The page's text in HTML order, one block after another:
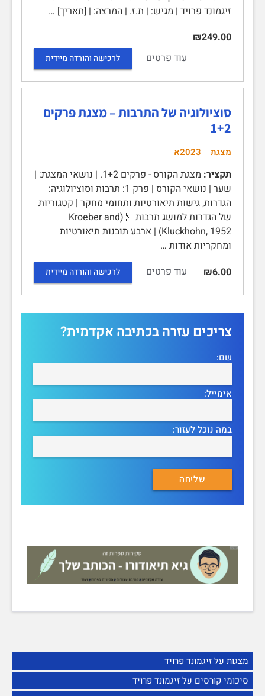
מצגות על זיגמונד פרויד
סיכומי קורסים על זיגמונד פרויד
זיגמונד פרויד | מגיש: | ת.ז. | המרצה: | [תאריך] …
₪249.00
עוד פרטים
לרכישה והורדה מיידית
סוציולוגיה של התרבות – מצגת פרקים
1+2
מצגת 2023א
תקציר:
מצגת הקורס - פרקים 1+2. | נושאי המצגת: |
שער | נושאי הקורס | פרק 1: תרבות וסוציולוגיה:
הגדרות, גישות תיאורטיות ותחומי מחקר | קטגוריות
של הגדרות למושג תרבות (Kroeber and
Kluckhohn, 1952) | ארבע תובנות תיאורטיות
ומחקריות אודות …
₪6.00
עוד פרטים לרכישה והורדה מיידית
צריכים עזרה בכתיבה אקדמית?
שם:
אימייל:
במה נוכל לעזור: